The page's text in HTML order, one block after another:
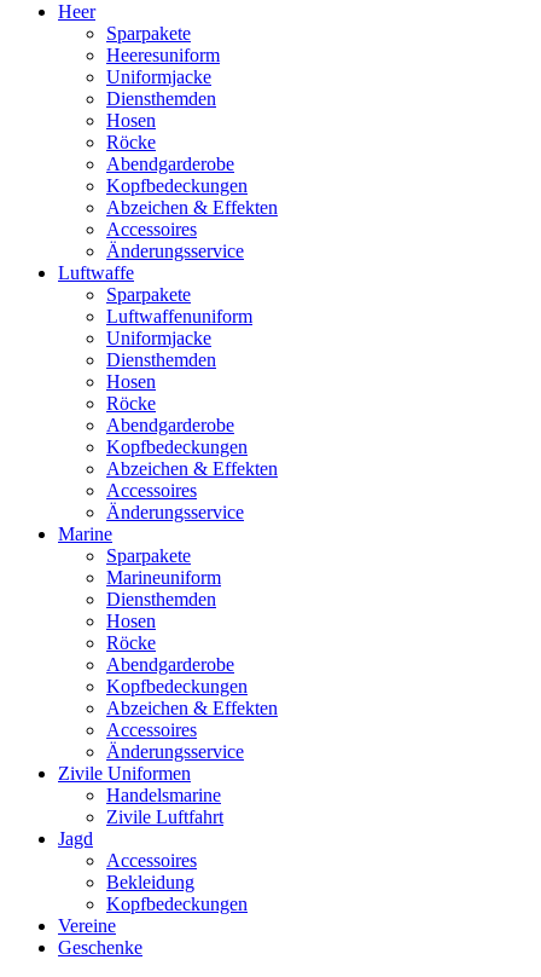
Heer
Sparpakete
Heeresuniform
Uniformjacke
Diensthemden
Hosen
Röcke
Abendgarderobe
Kopfbedeckungen
Abzeichen & Effekten
Accessoires
Änderungsservice
Luftwaffe
Sparpakete
Luftwaffenuniform
Uniformjacke
Diensthemden
Hosen
Röcke
Abendgarderobe
Kopfbedeckungen
Abzeichen & Effekten
Accessoires
Änderungsservice
Marine
Sparpakete
Marineuniform
Diensthemden
Hosen
Röcke
Abendgarderobe
Kopfbedeckungen
Abzeichen & Effekten
Accessoires
Änderungsservice
Zivile Uniformen
Handelsmarine
Zivile Luftfahrt
Jagd
Accessoires
Bekleidung
Kopfbedeckungen
Vereine
Geschenke